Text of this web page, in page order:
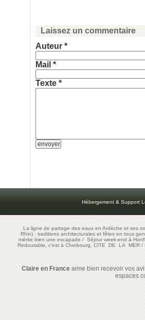
Laissez un commentaire
Auteur *
Mail *
Texte *
Hébergement & Support
La ligne de partage des eaux en Ardèche et ses
Rhin) : traditions architecturales et fêtes en tous
mérite bien une escapade/Séjour week-end à
Redoutable, c'est à Cherbourg, CITE DE LA MER/
Claire en Franceaime bien recevoir vos
espaces